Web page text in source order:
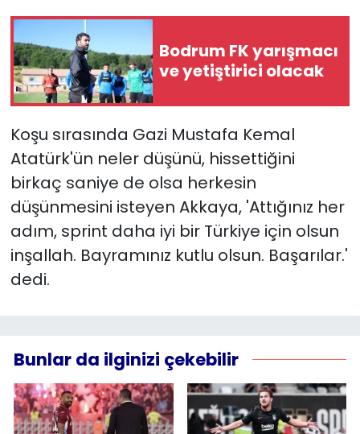
Bodrum FK yarışmacı
ve yetiştirici olacak
Koşu sırasında Gazi Mustafa Kemal
Atatürk'ün neler düşünü, hissettiğini
birkaç saniye de olsa herkesin
düşünmesini isteyen Akkaya, 'Attığınız her
adım, sprint daha iyi bir Türkiye için olsun
inşallah. Bayramınız kutlu olsun. Başarılar.'
dedi.
Bunlar da ilginizi çekebilir